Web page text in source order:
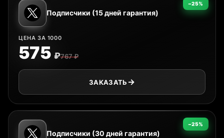
−25%
Подписчики (15 дней гарантия)
ЦЕНА ЗА 1000
767 ₽
575 ₽
ЗАКАЗАТЬ
−25%
Подписчики (30 дней гарантия)